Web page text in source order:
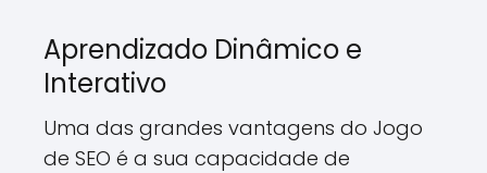
Aprendizado Dinâmico e
Interativo
Uma das grandes vantagens do Jogo
de SEO é a sua capacidade de